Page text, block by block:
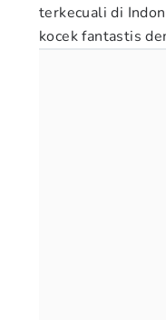
terkecuali di
kocek fantastis